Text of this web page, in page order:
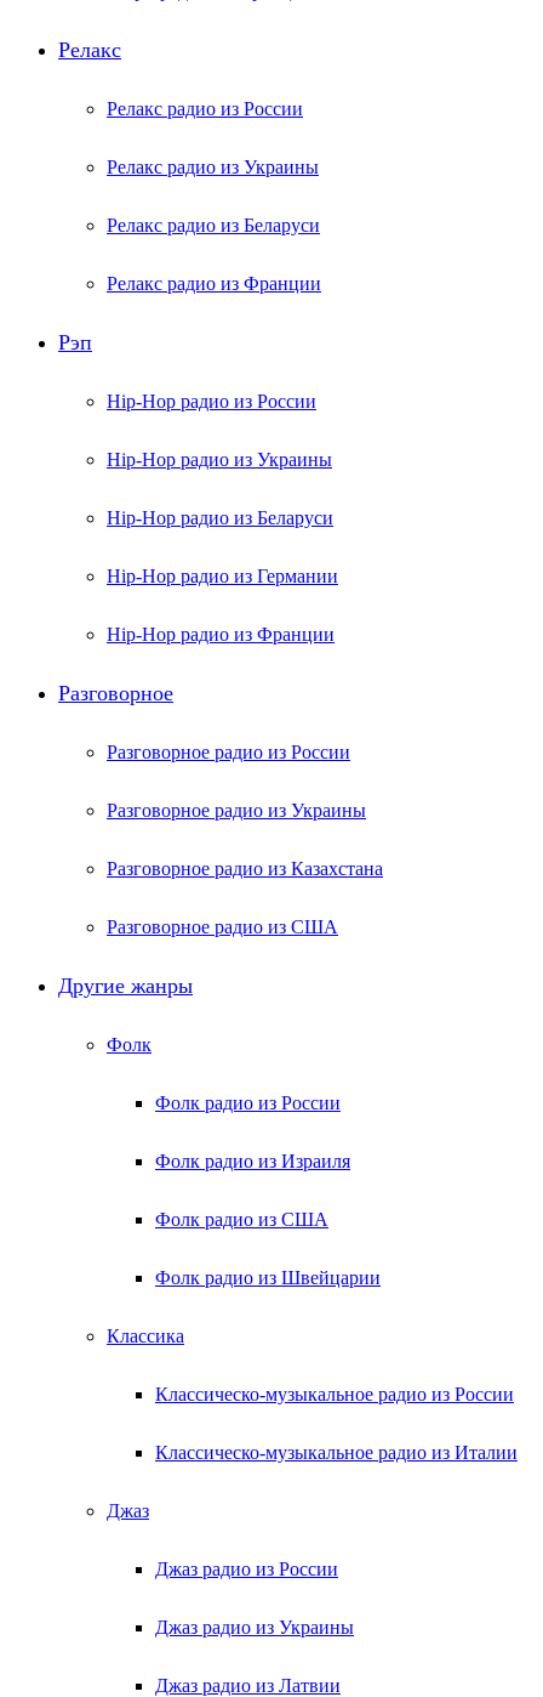
Релакс
Релакс радио из России
Релакс радио из Украины
Релакс радио из Беларуси
Релакс радио из Франции
Рэп
Hip-Hop радио из России
Hip-Hop радио из Украины
Hip-Hop радио из Беларуси
Hip-Hop радио из Германии
Hip-Hop радио из Франции
Разговорное
Разговорное радио из России
Разговорное радио из Украины
Разговорное радио из Казахстана
Разговорное радио из США
Другие жанры
Фолк
Фолк радио из России
Фолк радио из Израиля
Фолк радио из США
Фолк радио из Швейцарии
Классика
Классическо-музыкальное радио из России
Классическо-музыкальное радио из Италии
Джаз
Джаз радио из России
Джаз радио из Украины
Джаз радио из Латвии